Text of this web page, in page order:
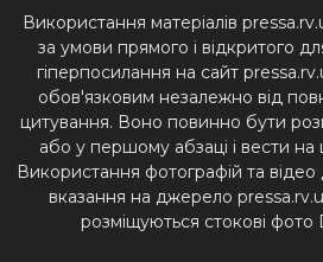
Використання матеріалів
за умови прямого і відкритого
гіперпосилання на сайт
обов'язковим незалежно від
цитування. Воно повинно бути
або у першому абзаці і вести на
Використання фотографій та
вказання на джерело
розміщуються стокові